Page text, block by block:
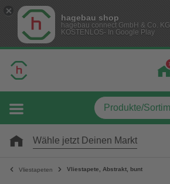
hagebau shop
hagebau connect GmbH & Co. KG
KOSTENLOS- In Google Play
Wähle jetzt Deinen Markt
Vliestapeten Vliestapete, Abstrakt, bunt